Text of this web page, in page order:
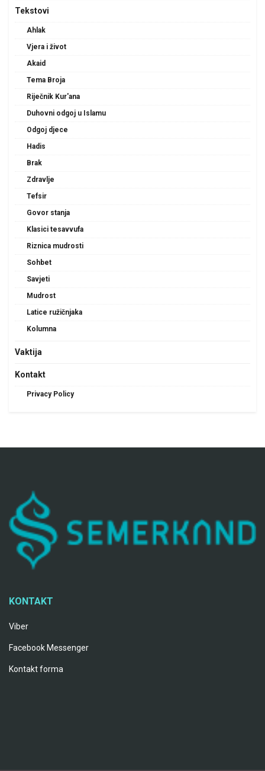
Tekstovi
Ahlak
Vjera i život
Akaid
Tema Broja
Riječnik Kur'ana
Duhovni odgoj u Islamu
Odgoj djece
Hadis
Brak
Zdravlje
Tefsir
Govor stanja
Klasici tesavvufa
Riznica mudrosti
Sohbet
Savjeti
Mudrost
Latice ružičnjaka
Kolumna
Vaktija
Kontakt
Privacy Policy
KONTAKT
Viber
Facebook Messenger
Kontakt forma